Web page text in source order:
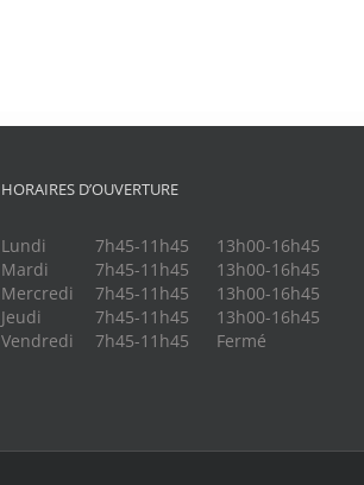
HORAIRES D’OUVERTURE
Lundi 7h45-11h45
13h00-16h45
Mardi
7h45-11h45
13h00-16h45
Mercredi
7h45-11h45
13h00-16h45
Jeudi
7h45-11h45
13h00-16h45
Vendredi
7h45-11h45 Fermé